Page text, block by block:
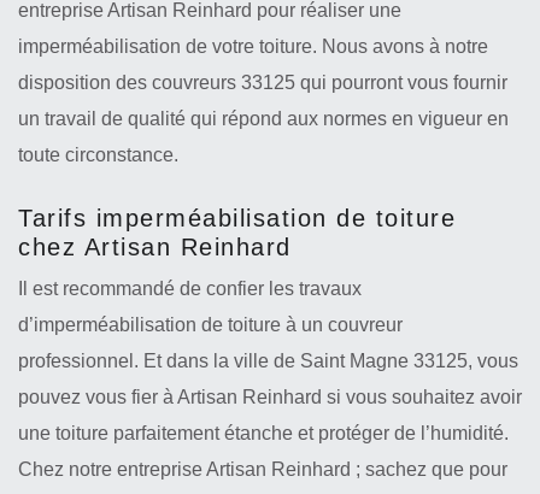
entreprise Artisan Reinhard pour réaliser une
imperméabilisation de votre toiture. Nous avons à notre
disposition des couvreurs 33125 qui pourront vous fournir
un travail de qualité qui répond aux normes en vigueur en
toute circonstance.
Tarifs imperméabilisation de toiture
chez Artisan Reinhard
Il est recommandé de confier les travaux
d’imperméabilisation de toiture à un couvreur
professionnel. Et dans la ville de Saint Magne 33125, vous
pouvez vous fier à Artisan Reinhard si vous souhaitez avoir
une toiture parfaitement étanche et protéger de l’humidité.
Chez notre entreprise Artisan Reinhard ; sachez que pour